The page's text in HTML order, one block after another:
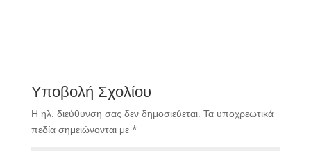
Υποβολή Σχολίου
Η ηλ. διεύθυνση σας δεν δημοσιεύεται. Τα υποχρεωτικά
πεδία σημειώνονται με *